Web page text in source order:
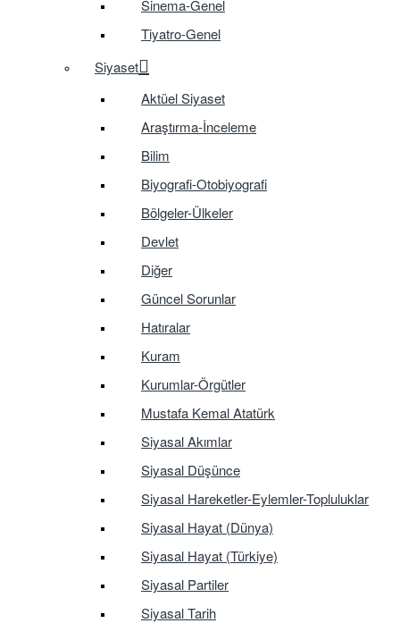
Sinema-Genel
Tiyatro-Genel
Siyaset
Aktüel Siyaset
Araştırma-İnceleme
Bilim
Biyografi-Otobiyografi
Bölgeler-Ülkeler
Devlet
Diğer
Güncel Sorunlar
Hatıralar
Kuram
Kurumlar-Örgütler
Mustafa Kemal Atatürk
Siyasal Akımlar
Siyasal Düşünce
Siyasal Hareketler-Eylemler-Topluluklar
Siyasal Hayat (Dünya)
Siyasal Hayat (Türkiye)
Siyasal Partiler
Siyasal Tarih